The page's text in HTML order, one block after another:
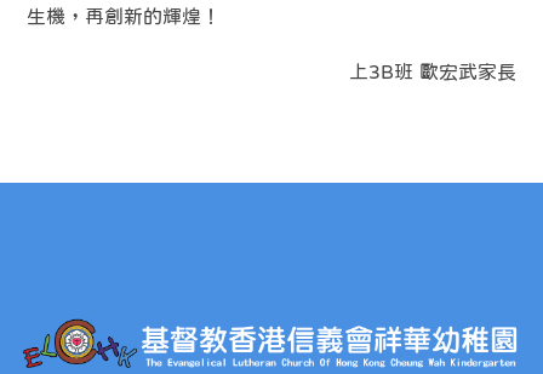
生機，再創新的輝煌！
上3B班 歐宏武家長